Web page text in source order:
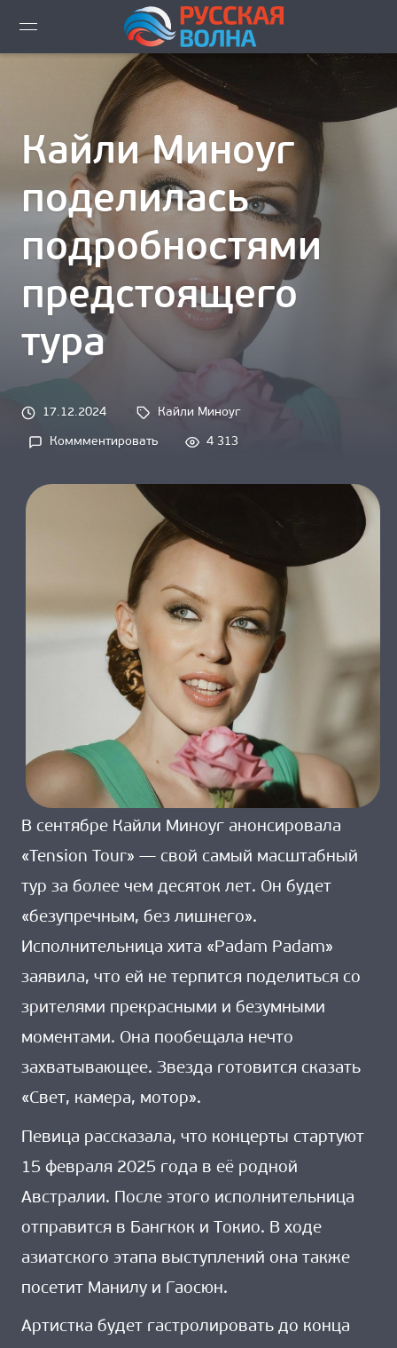
НОВИНКИ ЭФИРА
ПЛЕЙЛИСТ
СКАЧАТЬ ЭФИР
КАК СЛУШАТЬ!?
ГОРОДА ВЕЩАНИЯ
Кайли Миноуг
поделилась
подробностями
предстоящего
тура
17.12.2024 Кайли Миноуг
Коммментировать
Кайли
Миноуг
поделилась
подробностями
тура
4 313
В сентябре Кайли Миноуг анонсировала
«Tension Tour» — свой самый масштабный
тур за более чем десяток лет. Он будет
«безупречным, без лишнего».
Исполнительница хита «Padam Padam»
заявила, что ей не терпится поделиться со
зрителями прекрасными и безумными
моментами. Она пообещала нечто
захватывающее. Звезда готовится сказать
«Свет, камера, мотор».
Певица рассказала, что концерты стартуют
15 февраля 2025 года в её родной
Австралии. После этого исполнительница
отправится в Бангкок и Токио. В ходе
азиатского этапа выступлений она также
посетит Манилу и Гаосюн.
Артистка будет гастролировать до конца